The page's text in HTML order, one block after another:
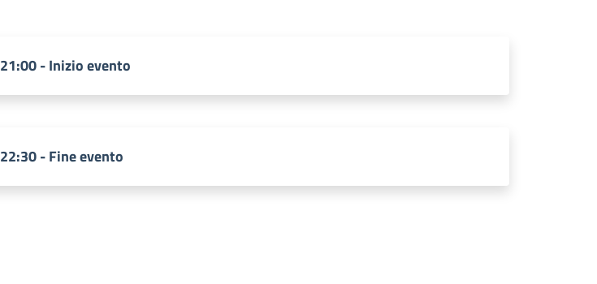
21:00 - Inizio evento
22:30 - Fine evento